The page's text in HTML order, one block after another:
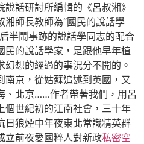
話研討所編輯的《呂叔湘》
師長教師為“國民的說話學
半鬧事跡的說話學同志的配合
民的說話學家，是跟他早年植
想的經過的事況分不開的。
京，從姑蘇追述到英國，又
、北京……作者帶著我們，用呂
個世紀初的江南社會，三十年
日狼煙中年夜東北常識精英群
立前夜愛國粹人對新政私密空